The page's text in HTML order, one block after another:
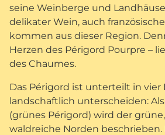
seine Weinberge und
delikater Wein, auch
kommen aus dieser Region.
Herzen des Périgord Pourpre –
des Chaumes.
Das Périgord ist unterteilt in vier
landschaftlich unterscheiden: Als
(grünes Périgord) wird der
waldreiche Norden beschrieben.